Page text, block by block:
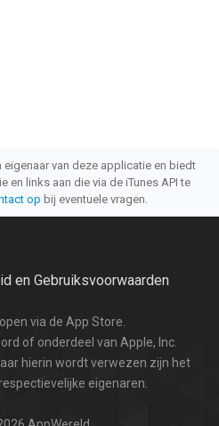
van deze applicatie en biedt
en links aan die via de iTunes API te
op bij eventuele vragen.
en Gebruiksvoorwaarden
via de App Store.
of onderdeel van Apple, Inc.
hierin wordt verwezen zijn het
eigenaren.